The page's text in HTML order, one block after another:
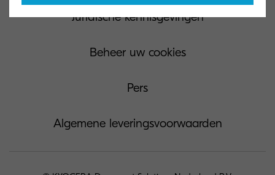
Juridische kennisgevingen
Beheer uw cookies
Pers
Algemene leveringsvoorwaarden